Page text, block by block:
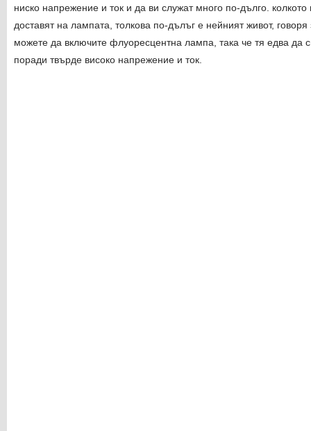
ниско напрежение и ток и да ви служат много по-дълго.
доставят на лампата, толкова по-дълъг е нейният живот,
можете да включите флуоресцентна лампа, така че тя едва да
поради твърде високо напрежение и ток.